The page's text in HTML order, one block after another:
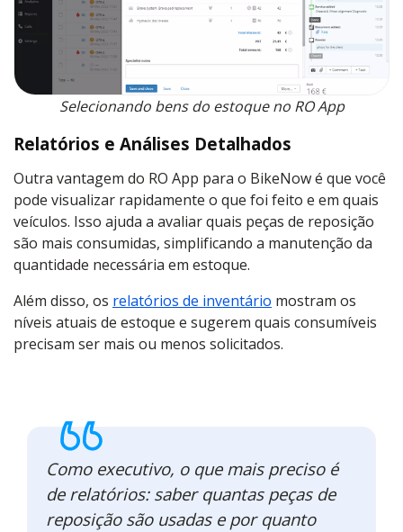
Selecionando bens do estoque no RO App
Relatórios e Análises Detalhados
Outra vantagem do RO App para o BikeNow é que você
pode visualizar rapidamente o que foi feito e em quais
veículos. Isso ajuda a avaliar quais peças de reposição
são mais consumidas, simplificando a manutenção da
quantidade necessária em estoque.
Além disso, os relatórios de inventário mostram os
níveis atuais de estoque e sugerem quais consumíveis
precisam ser mais ou menos solicitados.
Como executivo, o que mais preciso é
de relatórios: saber quantas peças de
reposição são usadas e por quanto